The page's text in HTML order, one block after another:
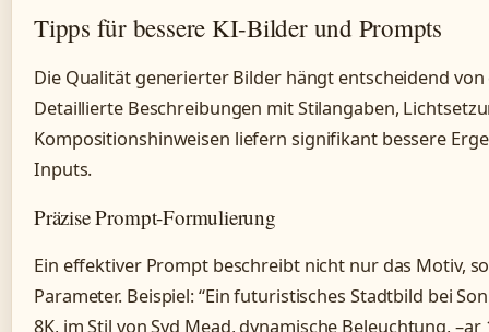
Tipps für bessere KI-Bilder und Prompts
Die Qualität generierter Bilder hängt entscheidend
Detaillierte Beschreibungen mit Stilangaben,
Kompositionshinweisen liefern signifikant bessere
Inputs.
Präzise Prompt-Formulierung
Ein effektiver Prompt beschreibt nicht nur das Motiv,
Parameter. Beispiel: “Ein futuristisches Stadtbild bei
8K, im Stil von Syd Mead, dynamische Beleuchtung, –ar